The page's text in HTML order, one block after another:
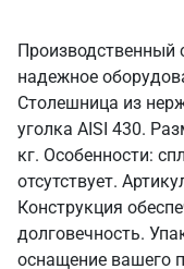
Производственный
надежное
Столешница из
уголка AISI 430.
кг. Особенности:
отсутствует.
Конструкция
долговечность.
оснащение вашего